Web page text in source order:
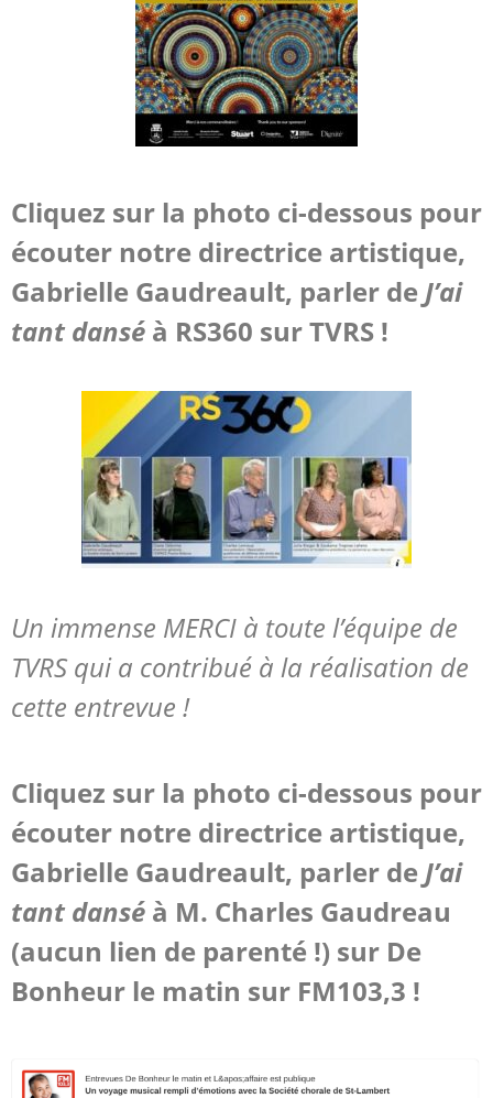
Cliquez sur la photo ci-dessous pour
écouter notre directrice artistique,
Gabrielle Gaudreault, parler de J’ai
tant dansé à RS360 sur TVRS !
Un immense MERCI à toute l’équipe de
TVRS qui a contribué à la réalisation de
cette entrevue !
Cliquez sur la photo ci-dessous pour
écouter notre directrice artistique,
Gabrielle Gaudreault, parler de J’ai
tant dansé à M. Charles Gaudreau
(aucun lien de parenté !) sur De
Bonheur le matin sur FM103,3 !